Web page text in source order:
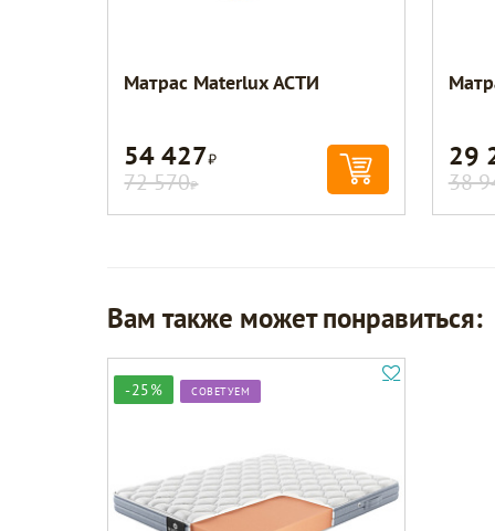
Матрас Materlux АСТИ
54 427Р
72 570Р
29
38
Вам также может понравиться:
-25% СОВЕТУЕМ